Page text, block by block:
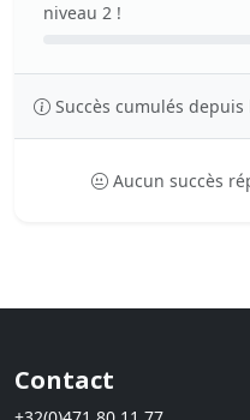
niveau 2 !
Succès cumulés depuis
Aucun succès
Contact